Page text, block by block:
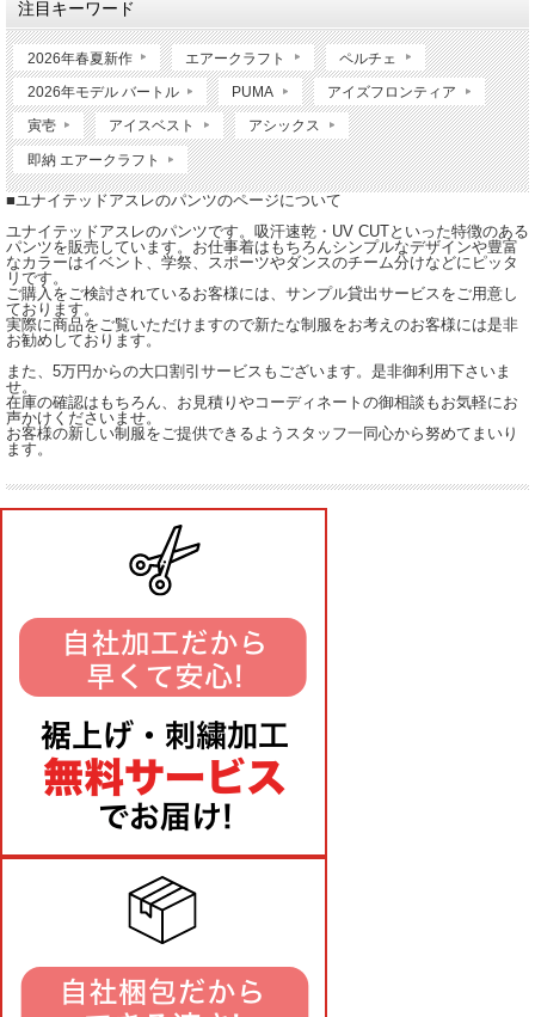
注目キーワード
2026年春夏新作 エアークラフト ペルチェ
2026年モデル バートル PUMA アイズフロンティア
寅壱 アイスベスト アシックス
即納 エアークラフト
■ユナイテッドアスレのパンツのページについて
ユナイテッドアスレのパンツです。吸汗速乾・UV CUTといった特徴のある
パンツを販売しています。お仕事着はもちろんシンプルなデザインや豊富
なカラーはイベント、学祭、スポーツやダンスのチーム分けなどにピッタ
リです。
ご購入をご検討されているお客様には、サンプル貸出サービスをご用意し
ております。
実際に商品をご覧いただけますので新たな制服をお考えのお客様には是非
お勧めしております。
また、5万円からの大口割引サービスもございます。是非御利用下さいま
せ。
在庫の確認はもちろん、お見積りやコーディネートの御相談もお気軽にお
声かけくださいませ。
お客様の新しい制服をご提供できるようスタッフ一同心から努めてまいり
ます。